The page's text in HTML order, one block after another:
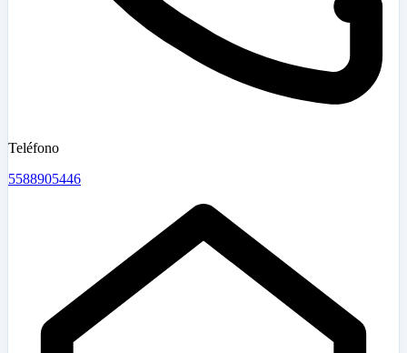
Teléfono
5588905446